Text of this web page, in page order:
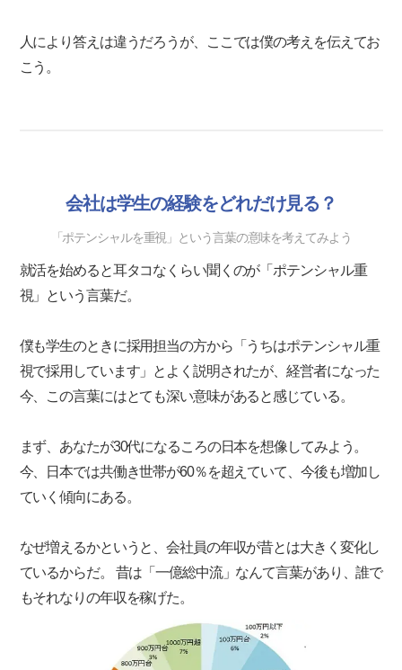
人により答えは違うだろうが、ここでは僕の考えを伝えてお
こう。
会社は学生の経験をどれだけ見る？
「ポテンシャルを重視」という言葉の意味を考えてみよう
就活を始めると耳タコなくらい聞くのが「ポテンシャル重
視」という言葉だ。
僕も学生のときに採用担当の方から「うちはポテンシャル重
視で採用しています」とよく説明されたが、経営者になった
今、この言葉にはとても深い意味があると感じている。
まず、あなたが30代になるころの日本を想像してみよう。
今、日本では共働き世帯が60％を超えていて、今後も増加し
ていく傾向にある。
なぜ増えるかというと、会社員の年収が昔とは大きく変化し
ているからだ。 昔は「一億総中流」なんて言葉があり、誰で
もそれなりの年収を稼げた。